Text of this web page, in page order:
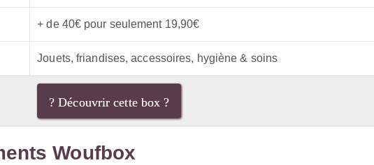
+ de 40€ pour seulement 19,90€
Jouets, friandises, accessoires, hygiène & soins
? Découvrir cette box ?
Woufbox